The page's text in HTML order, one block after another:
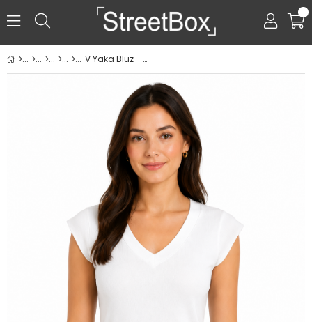
0
V Yaka Bluz - Ekru